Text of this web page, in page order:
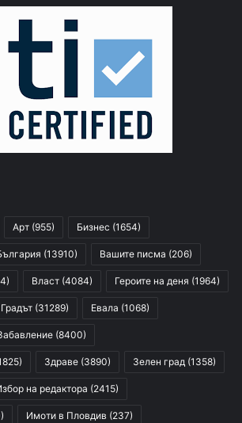
Арт (955) Бизнес (1654)
(13910) Вашите писма (206)
Власт (4084) Героите на деня (1964)
Градът (31289) Евала (1068)
(8400)
Здраве (3890) Зелен град (1358)
на редактора (2415)
Имоти в Пловдив (237)